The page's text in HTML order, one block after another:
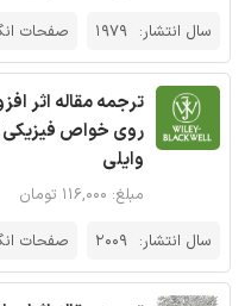
سال انتشار: 1979 صفحات
ترجمه مقاله اثر
روی خواص فیزیکی
وایلی
مبلغ: ۱۱۶,۰۰۰ تومان
سال انتشار: 2009 صفحات